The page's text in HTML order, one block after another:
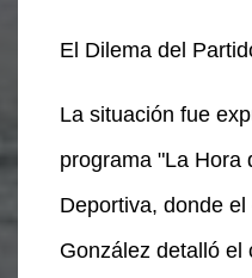
El Dilema del
La situación fue
programa "La Hora
Deportiva, donde
González detalló el